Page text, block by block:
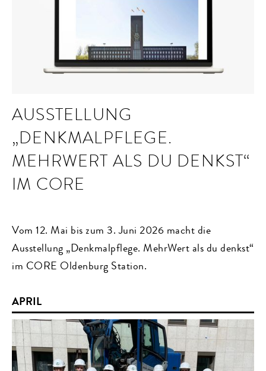
AUSSTELLUNG
„DENKMALPFLEGE.
MEHRWERT ALS DU DENKST“
IM CORE
Vom 12. Mai bis zum 3. Juni 2026 macht die
Ausstellung „Denkmalpflege. MehrWert als du denkst“
im CORE Oldenburg Station.
APRIL